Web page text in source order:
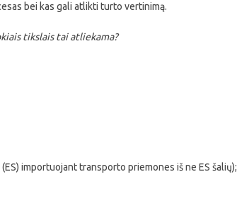
bei kas gali atlikti turto vertinimą.
tikslais tai atliekama?
importuojant transporto priemones iš ne ES šalių);